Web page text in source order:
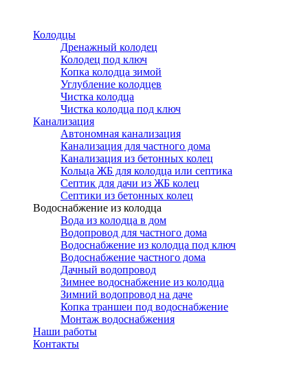
основному
содержанию
Колодцы
Дренажный колодец
Колодец под ключ
Копка колодца зимой
Углубление колодцев
Чистка колодца
Чистка колодца под ключ
Канализация
Автономная канализация
Канализация для частного дома
Канализация из бетонных колец
Кольца ЖБ для колодца или септика
Септик для дачи из ЖБ колец
Септики из бетонных колец
Водоснабжение из колодца
Вода из колодца в дом
Водопровод для частного дома
Водоснабжение из колодца под ключ
Водоснабжение частного дома
Дачный водопровод
Зимнее водоснабжение из колодца
Зимний водопровод на даче
Копка траншеи под водоснабжение
Монтаж водоснабжения
Наши работы
Контакты